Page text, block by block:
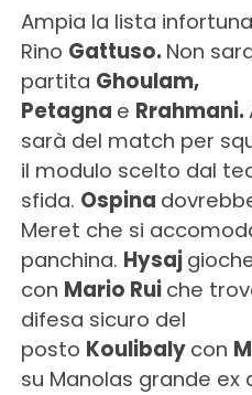
Ampia la lista
Rino Gattuso. Non
partita Ghoulam,
Petagna e Rrahmani.
sarà del match per
il modulo scelto dal
sfida. Ospina
Meret che si
panchina. Hysaj
con Mario Rui che
difesa sicuro del
posto Koulibaly con
su Manolas grande ex